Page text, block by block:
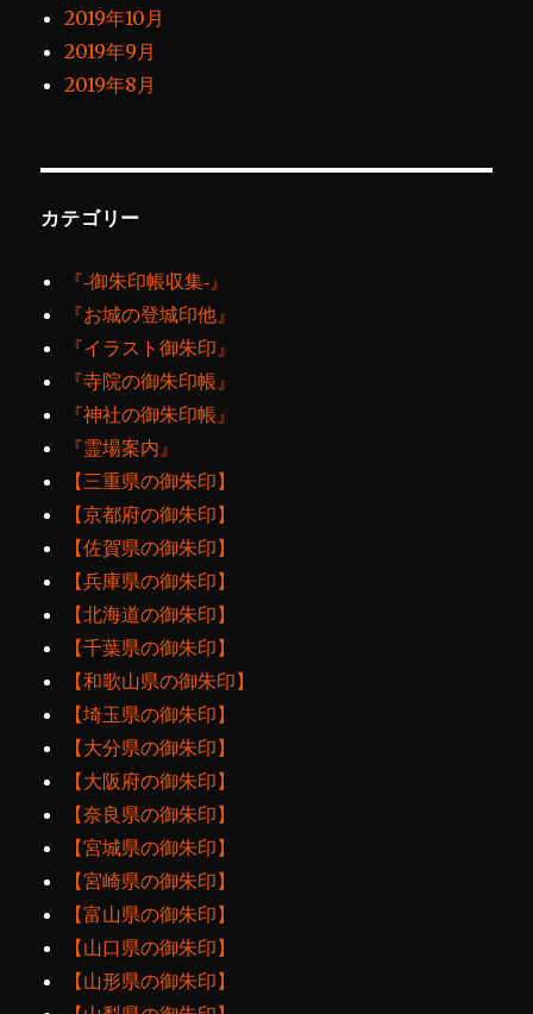
2019年10月
2019年9月
2019年8月
カテゴリー
『‐御朱印帳収集‐』
『お城の登城印他』
『イラスト御朱印』
『寺院の御朱印帳』
『神社の御朱印帳』
『霊場案内』
【三重県の御朱印】
【京都府の御朱印】
【佐賀県の御朱印】
【兵庫県の御朱印】
【北海道の御朱印】
【千葉県の御朱印】
【和歌山県の御朱印】
【埼玉県の御朱印】
【大分県の御朱印】
【大阪府の御朱印】
【奈良県の御朱印】
【宮城県の御朱印】
【宮崎県の御朱印】
【富山県の御朱印】
【山口県の御朱印】
【山形県の御朱印】